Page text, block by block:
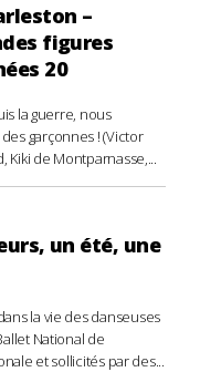
–
figures
20
la guerre, nous
garçonnes ! (Victor
Kiki de Montparnasse,...
un été, une
la vie des danseuses
National de
et sollicités par des...